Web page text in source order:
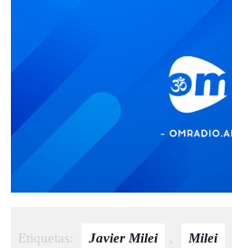
Etiquetas: Javier Milei , Milei